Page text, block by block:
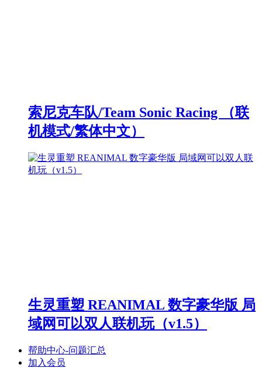
索尼克车队/Team Sonic Racing （联
机模式/繁体中文）
生灵重塑 REANIMAL 数字豪华版 局
域网可以双人联机玩（v1.5）
帮助中心-问题汇总
加入会员